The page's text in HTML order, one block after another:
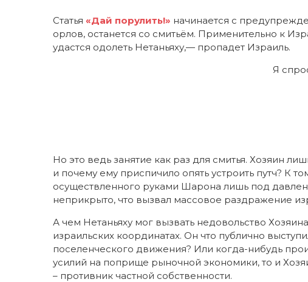
Статья «Дай порулить!» начинается с
орлов, останется со смитьём. Применительно к
удастся одолеть Нетаньяху,— пропадет Израиль.
Я
Но это ведь занятие как раз для смитья. Хозяин
и почему ему приспичило опять устроить путч? К
осуществленного руками Шарона лишь под
неприкрыто, что вызвал массовое раздражение
А чем Нетаньяху мог вызвать недовольство
израильских координатах. Он что публично
поселенческого движения? Или когда-нибудь
усилий на поприще рыночной экономики, то и
– противник частной собственности.